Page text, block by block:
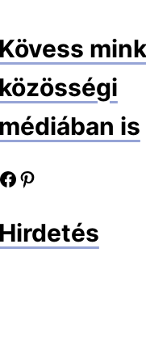
is
Pinterest oldalunk